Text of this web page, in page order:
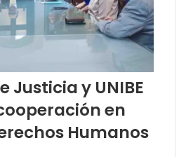
Justicia y UNIBE
en
Humanos